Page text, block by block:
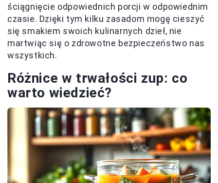
ściągnięcie odpowiednich porcji w odpowiednim
czasie. Dzięki tym kilku zasadom mogę cieszyć
się smakiem swoich kulinarnych dzieł, nie
martwiąc się o zdrowotne bezpieczeństwo nas
wszystkich.
Różnice w trwałości zup: co
warto wiedzieć?